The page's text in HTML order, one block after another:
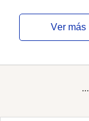
ver más
...